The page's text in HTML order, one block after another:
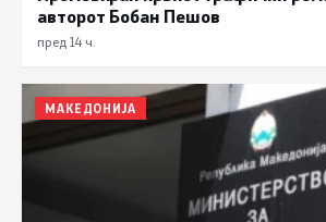
авторот Бобан Пешов
пред 14 ч.
МАКЕДОНИЈА